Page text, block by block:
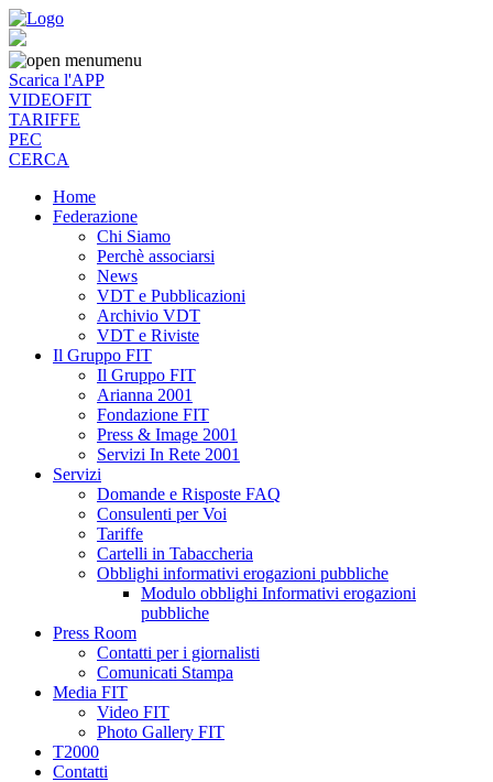
menu
Scarica l'APP
VIDEOFIT
TARIFFE
PEC
CERCA
Home
Federazione
Chi Siamo
Perchè associarsi
News
VDT e Pubblicazioni
Archivio VDT
VDT e Riviste
Il Gruppo FIT
Il Gruppo FIT
Arianna 2001
Fondazione FIT
Press & Image 2001
Servizi In Rete 2001
Servizi
Domande e Risposte FAQ
Consulenti per Voi
Tariffe
Cartelli in Tabaccheria
Obblighi informativi erogazioni pubbliche
Modulo obblighi Informativi erogazioni
pubbliche
Press Room
Contatti per i giornalisti
Comunicati Stampa
Media FIT
Video FIT
Photo Gallery FIT
T2000
Contatti